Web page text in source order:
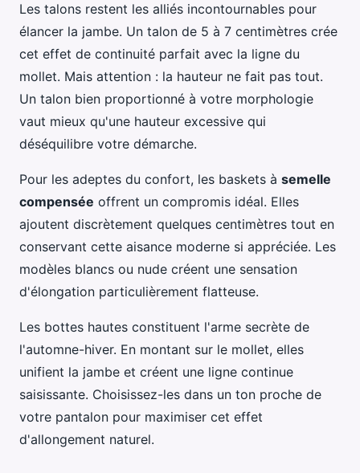
Les talons restent les alliés incontournables pour
élancer la jambe. Un talon de 5 à 7 centimètres crée
cet effet de continuité parfait avec la ligne du
mollet. Mais attention : la hauteur ne fait pas tout.
Un talon bien proportionné à votre morphologie
vaut mieux qu'une hauteur excessive qui
déséquilibre votre démarche.
Pour les adeptes du confort, les baskets à semelle
compensée offrent un compromis idéal. Elles
ajoutent discrètement quelques centimètres tout en
conservant cette aisance moderne si appréciée. Les
modèles blancs ou nude créent une sensation
d'élongation particulièrement flatteuse.
Les bottes hautes constituent l'arme secrète de
l'automne-hiver. En montant sur le mollet, elles
unifient la jambe et créent une ligne continue
saisissante. Choisissez-les dans un ton proche de
votre pantalon pour maximiser cet effet
d'allongement naturel.